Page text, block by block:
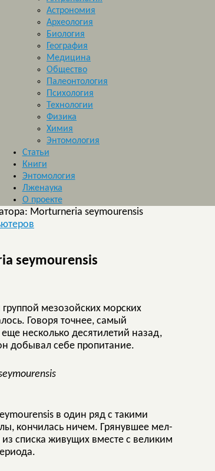
Астрономия
Археология
Биология
География
Медицина
Общество
Палеонтология
Психология
Технологии
Физика
Химия
Энтомология
Статьи
Книги
Энтомология
Лженаука
О проекте
Morturneria seymourensis
seymourensis
мезозойских морских
Говоря точнее, самый
несколько десятилетий назад,
добывал себе пропитание.
в один ряд с такими
кончилась ничем. Грянувшее мел-
списка живущих вместе с великим